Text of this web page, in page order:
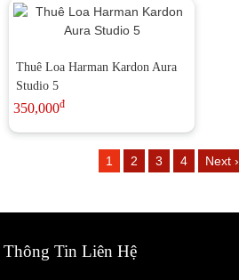
Thuê Loa Harman Kardon Aura
Studio 5
350,000đ
1 2 3 4 Next ›
Thông Tin Liên Hệ